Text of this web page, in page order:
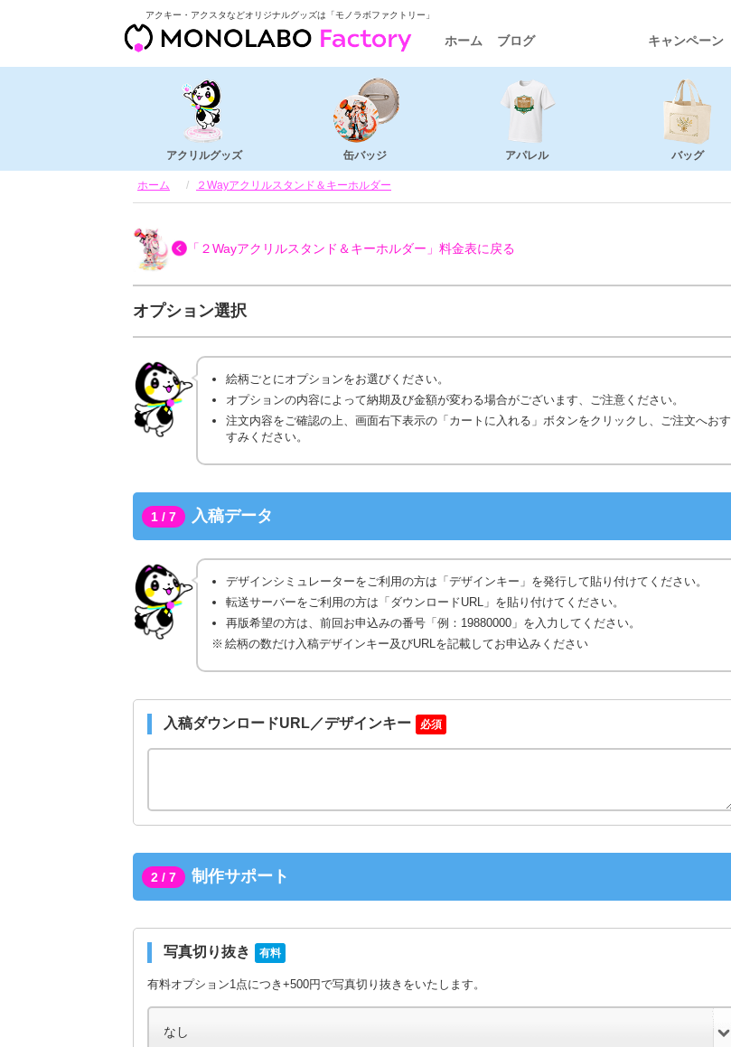
アクキー・アクスタなどオリジナルグッズは「モノラボファクトリー」
ホーム ブログ キャンペーン
アクリルグッズ 缶バッジ アパレル バッグ
ホーム ２Wayアクリルスタンド＆キーホルダー
「２Wayアクリルスタンド＆キーホルダー」 料金表に戻る
オプション選択
絵柄ごとにオプションをお選びください。
オプションの内容によって納期及び金額が変わる場合がございます、ご注意ください。
注文内容をご確認の上、画面右下表示の「カートに入れる」ボタンをクリックし、ご注文へおす
すみください。
1 / 7 入稿データ
デザインシミュレーターをご利用の方は「デザインキー」を発行して貼り付けてください。
転送サーバーをご利用の方は「ダウンロードURL」を貼り付けてください。
再版希望の方は、前回お申込みの番号「例：19880000」を入力してください。
絵柄の数だけ入稿デザインキー及びURLを記載してお申込みください
入稿ダウンロードURL／デザインキー 必須
2 / 7 制作サポート
写真切り抜き 有料
有料オプション1点につき+500円で写真切り抜きをいたします。